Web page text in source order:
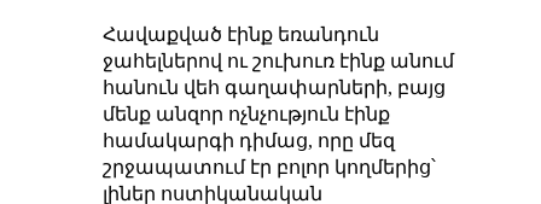
Հավաքված էինք եռանդուն
ջահելներով ու շուխուռ էինք անում
հանուն վեհ գաղափարների, բայց
մենք անզոր ոչնչություն էինք
համակարգի դիմաց, որը մեզ
շրջապատում էր բոլոր կողմերից՝
լիներ ոստիկանական